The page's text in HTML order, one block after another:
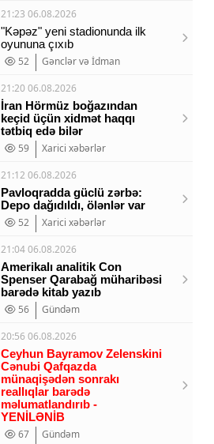
21:23 06.08.2026
"Kəpəz" yeni stadionunda ilk
oyununa çıxıb
52
Gənclər və İdman
21:20 06.08.2026
İran Hörmüz boğazından
keçid üçün xidmət haqqı
tətbiq edə bilər
59
Xarici xəbərlər
21:12 06.08.2026
Pavloqradda güclü zərbə:
Depo dağıdıldı, ölənlər var
52
Xarici xəbərlər
21:04 06.08.2026
Amerikalı analitik Con
Spenser Qarabağ müharibəsi
barədə kitab yazıb
56
Gündəm
20:56 06.08.2026
Ceyhun Bayramov Zelenskini
Cənubi Qafqazda
münaqişədən sonrakı
reallıqlar barədə
məlumatlandırıb -
YENİLƏNİB
67
Gündəm